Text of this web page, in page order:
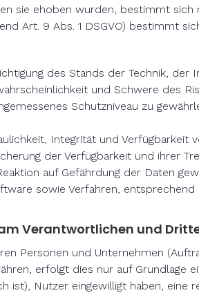
sie ehoben wurden, bestimmt sich
Art. 9 Abs. 1 DSGVO) bestimmt
des Stands der Technik,
und Schwere des
Schutzniveau zu
Integrität und
der Verfügbarkeit und ihrer
auf Gefährdung der Daten
sowie Verfahren,
Verantwortlichen und
Personen und Unternehmen
erfolgt dies nur auf Grundlage
ist), Nutzer eingewilligt haben,